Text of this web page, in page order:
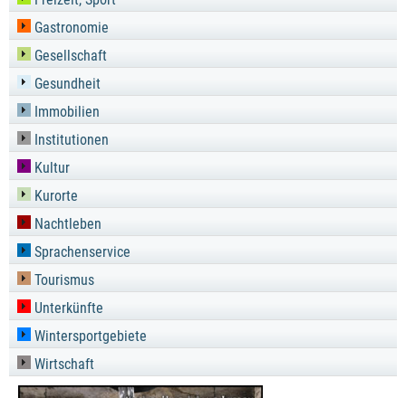
Gastronomie
Gesellschaft
Gesundheit
Immobilien
Institutionen
Kultur
Kurorte
Nachtleben
Sprachenservice
Tourismus
Unterkünfte
Wintersportgebiete
Wirtschaft